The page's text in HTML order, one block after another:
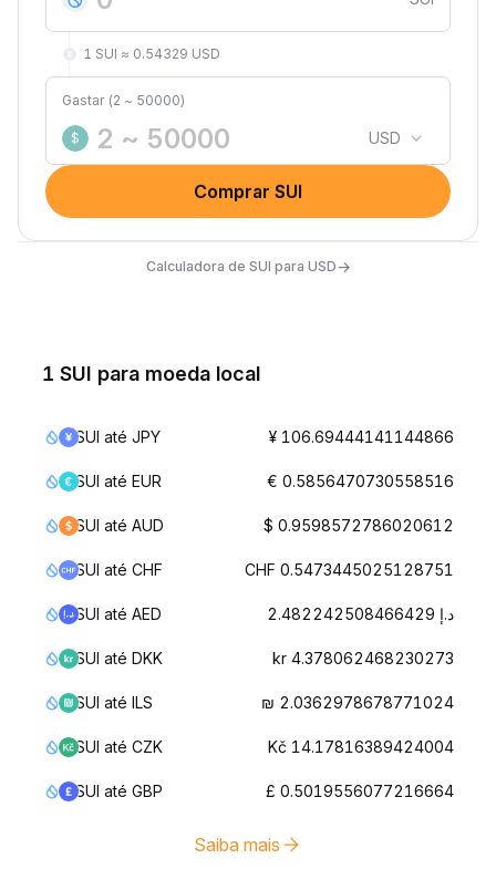
1 SUI ≈ 0.54329 USD
Gastar (2 ~ 50000)
$ USD
Comprar SUI
Calculadora de SUI para USD→
1 SUI para moeda local
SUI até JPY ¥ 106.69444141144866
SUI até EUR € 0.5856470730558516
SUI até AUD $ 0.9598572786020612
SUI até CHF CHF 0.5473445025128751
SUI até AED د.إ 2.482242508466429
SUI até DKK kr 4.378062468230273
SUI até ILS ₪ 2.0362978678771024
SUI até CZK Kč 14.17816389424004
SUI até GBP £ 0.5019556077216664
Saiba mais